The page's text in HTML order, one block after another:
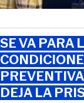
SE VA PARA
DEJA LA